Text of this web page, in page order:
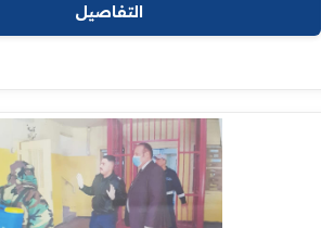
التفاصيل